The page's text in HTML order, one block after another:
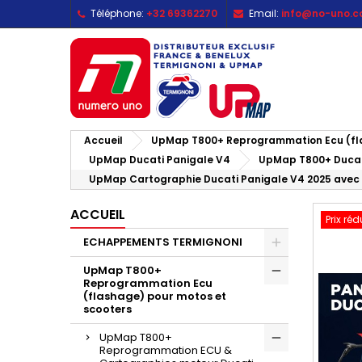
Téléphone: +32 69362270 Email: info@no-
Accueil UpMap T800+ Reprogrammation Ecu
UpMap Ducati Panigale V4
UpMap T800+
UpMap Cartographie Ducati Panigale V4 2025
ACCUEIL
ECHAPPEMENTS TERMIGNONI
UpMap T800+
Reprogrammation Ecu
(flashage) pour motos et
scooters
UpMap T800+
Reprogrammation ECU &
Prix